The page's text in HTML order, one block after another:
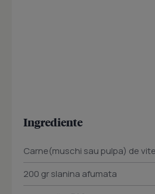
Ingrediente
Carne(muschi sau pulpa) de
200 gr slanina afumata